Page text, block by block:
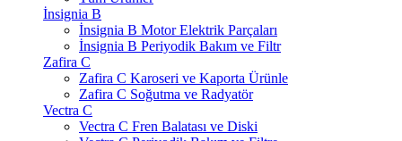
İnsignia B
İnsignia B Motor Elektrik Parçaları
İnsignia B Periyodik Bakım ve Filtr
Zafira C
Zafira C Karoseri ve Kaporta Ürünle
Zafira C Soğutma ve Radyatör
Vectra C
Vectra C Fren Balatası ve Diski